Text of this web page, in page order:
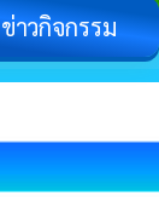
ข่าวกิจกรรม